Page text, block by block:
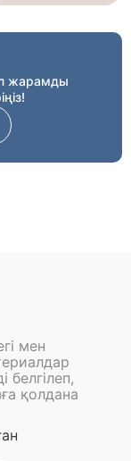
жарамды
мен
белгілеп,
қолдана